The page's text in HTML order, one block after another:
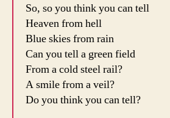
So, so you think you can tell
Heaven from hell
Blue skies from rain
Can you tell a green field
From a cold steel rail?
A smile from a veil?
Do you think you can tell?